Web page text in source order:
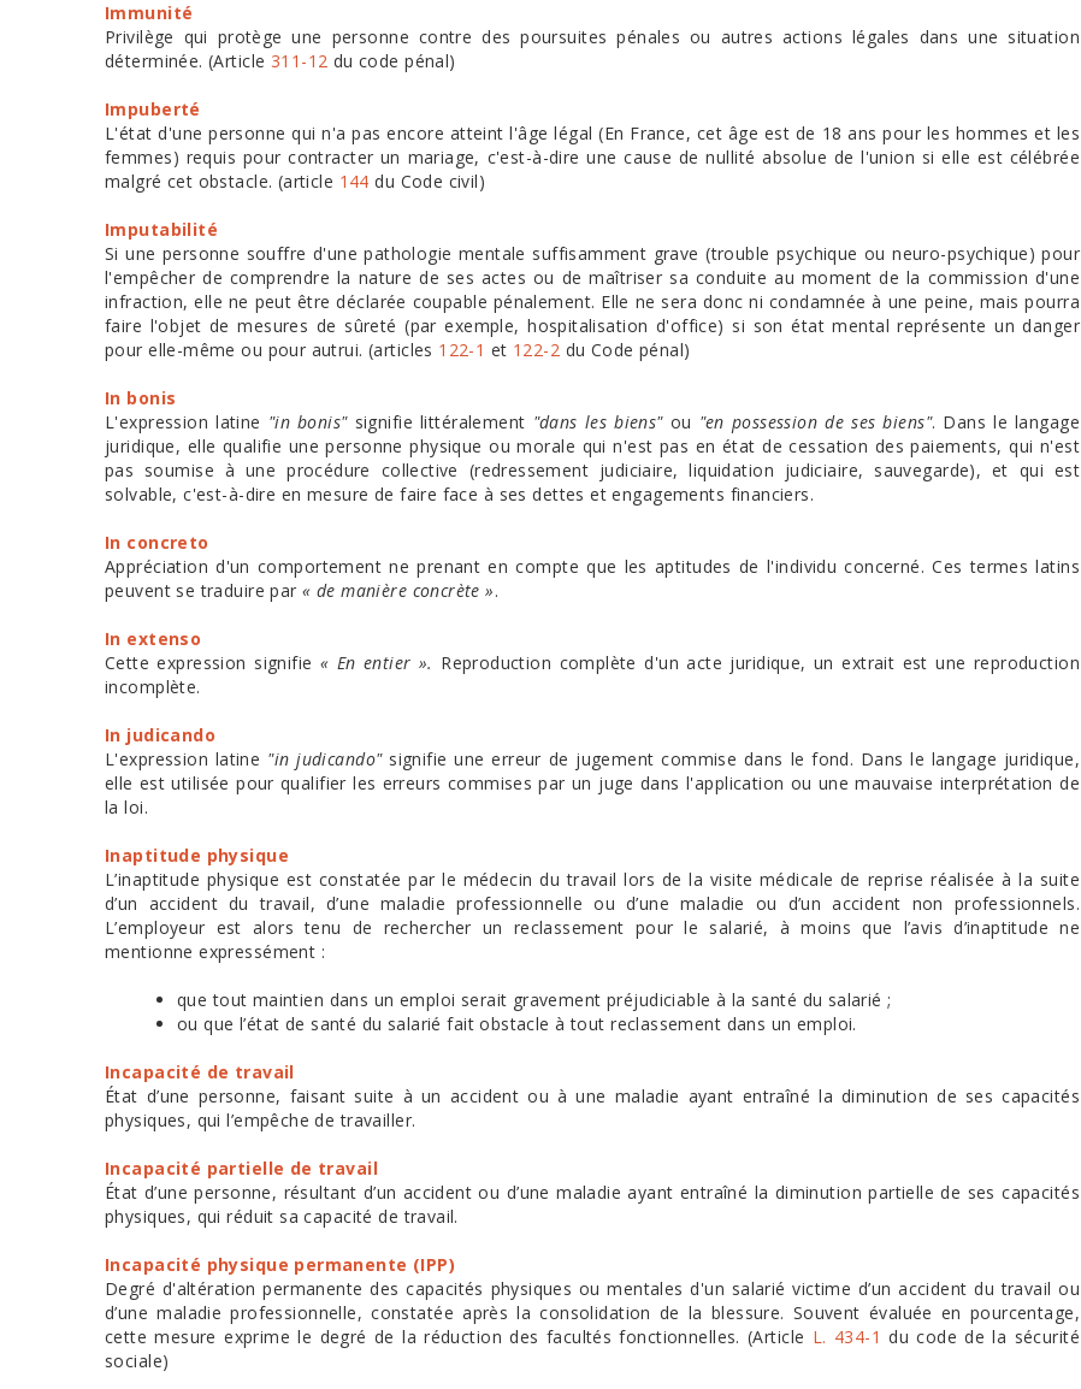
Immunité
Privilège qui protège une personne contre des poursuites pénales ou autres actions légales dans une situation
déterminée. (Article 311-12 du code pénal)
Impuberté
L'état d'une personne qui n'a pas encore atteint l'âge légal (En France, cet âge est de 18 ans pour les hommes et les
femmes) requis pour contracter un mariage, c'est-à-dire une cause de nullité absolue de l'union si elle est célébrée
malgré cet obstacle. (article 144 du Code civil)
Imputabilité
Si une personne souffre d'une pathologie mentale suffisamment grave (trouble psychique ou neuro-psychique) pour
l'empêcher de comprendre la nature de ses actes ou de maîtriser sa conduite au moment de la commission d'une
infraction, elle ne peut être déclarée coupable pénalement. Elle ne sera donc ni condamnée à une peine, mais pourra
faire l'objet de mesures de sûreté (par exemple, hospitalisation d'office) si son état mental représente un danger
pour elle-même ou pour autrui. (articles 122-1 et 122-2 du Code pénal)
In bonis
L'expression latine "in bonis"signifie littéralement "dans les biens"ou "en possession de ses biens". Dans le langage
juridique, elle qualifie une personne physique ou morale qui n'est pas en état de cessation des paiements, qui n'est
pas soumise à une procédure collective (redressement judiciaire, liquidation judiciaire, sauvegarde), et qui est
solvable, c'est-à-dire en mesure de faire face à ses dettes et engagements financiers.
In concreto
Appréciation d'un comportement ne prenant en compte que les aptitudes de l'individu concerné. Ces termes latins
peuvent se traduire par« de manière concrète ».
In extenso
Cette expression signifie « En entier ». Reproduction complète d'un acte juridique, un extrait est une reproduction
incomplète.
In judicando
L'expression latine "in judicando"signifie une erreur de jugement commise dans le fond. Dans le langage juridique,
elle est utilisée pour qualifier les erreurs commises par un juge dans l'application ou une mauvaise interprétation de
la loi.
Inaptitude physique
L’inaptitude physique est constatée par le médecin du travail lors de la visite médicale de reprise réalisée à la suite
d’un accident du travail, d’une maladie professionnelle ou d’une maladie ou d’un accident non professionnels.
L’employeur est alors tenu de rechercher un reclassement pour le salarié, à moins que l’avis d’inaptitude ne
mentionne expressément :
que tout maintien dans un emploi serait gravement préjudiciable à la santé du salarié ;
ou que l’état de santé du salarié fait obstacle à tout reclassement dans un emploi.
Incapacité de travail
État d’une personne, faisant suite à un accident ou à une maladie ayant entraîné la diminution de ses capacités
physiques, qui l’empêche de travailler.
Incapacité partielle de travail
État d’une personne, résultant d’un accident ou d’une maladie ayant entraîné la diminution partielle de ses capacités
physiques, qui réduit sa capacité de travail.
Incapacité physique permanente (IPP)
Degré d'altération permanente des capacités physiques ou mentales d'un salarié victime d’un accident du travail ou
d’une maladie professionnelle, constatée après la consolidation de la blessure. Souvent évaluée en pourcentage,
cette mesure exprime le degré de la réduction des facultés fonctionnelles. (Article L. 434-1 du code de la sécurité
sociale)